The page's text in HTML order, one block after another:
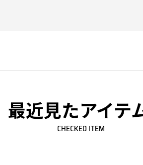
最近見たアイテ
CHECKED ITEM